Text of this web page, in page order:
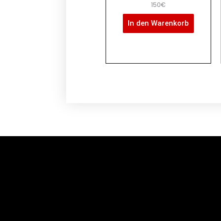
150€
In den Warenkorb